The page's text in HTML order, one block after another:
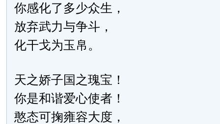
你感化了多少众生，
放弃武力与争斗，
化干戈为玉帛。
天之娇子国之瑰宝！
你是和谐爱心使者！
憨态可掬雍容大度，